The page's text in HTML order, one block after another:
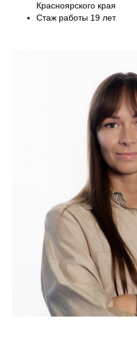
Красноярского края
Стаж работы 19 лет